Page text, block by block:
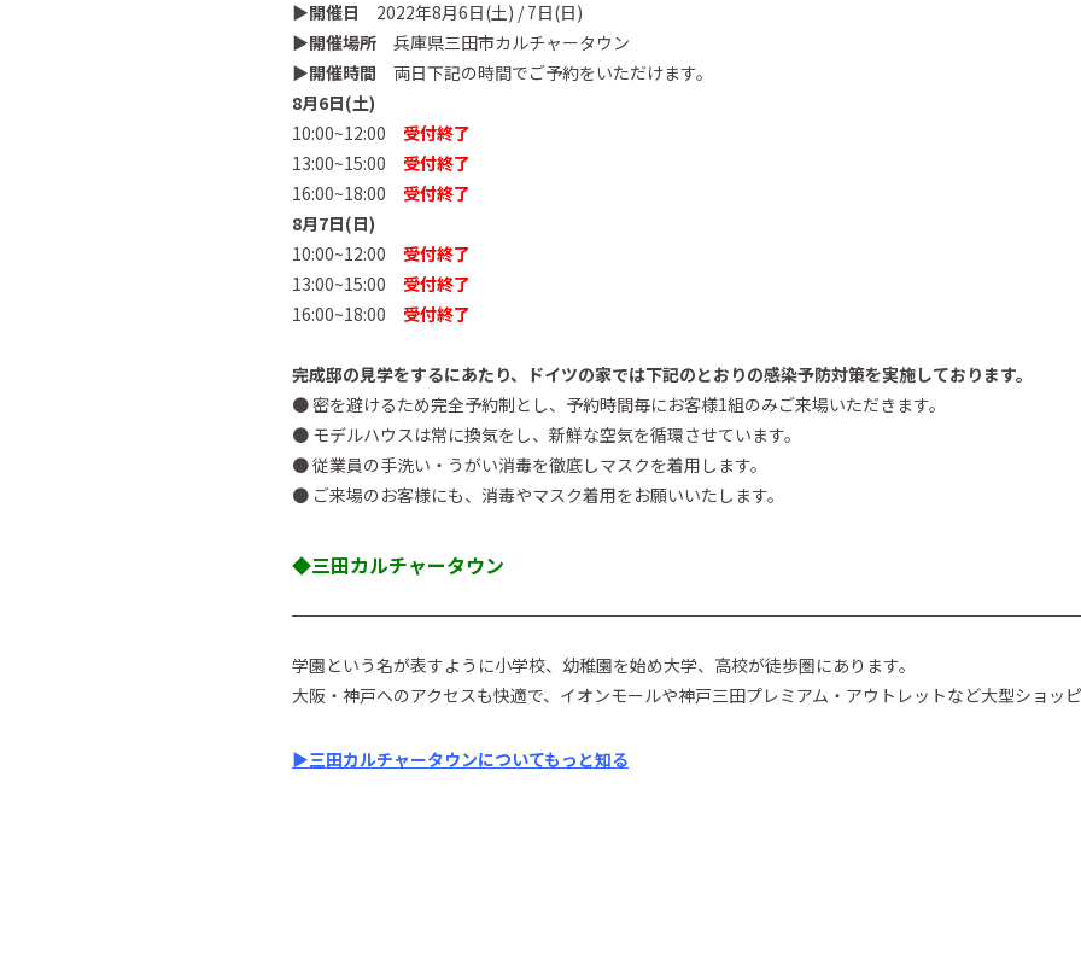
▶︎開催日 2022年8月6日(土) / 7日(日)
▶︎開催場所 兵庫県三田市カルチャータウン
▶︎開催時間 両日下記の時間でご予約をいただけます。
8月6日(土)
10:00~12:00 受付終了
13:00~15:00 受付終了
16:00~18:00 受付終了
8月7日(日)
10:00~12:00 受付終了
13:00~15:00 受付終了
16:00~18:00 受付終了
完成邸の見学をするにあたり、ドイツの家では下記のとおりの感染予防対策を実施しております。
● 密を避けるため完全予約制とし、予約時間毎にお客様1組のみご来場いただきます。
● モデルハウスは常に換気をし、新鮮な空気を循環させています。
● 従業員の手洗い・うがい消毒を徹底しマスクを着用します。
● ご来場のお客様にも、消毒やマスク着用をお願いいたします。
◆三田カルチャータウン
学園という名が表すように小学校、幼稚園を始め大学、高校が徒歩圏にあります。
大阪・神戸へのアクセスも快適で、イオンモールや神戸三田プレミアム・アウトレットなど大型ショッ
▶︎三田カルチャータウンについてもっと知る